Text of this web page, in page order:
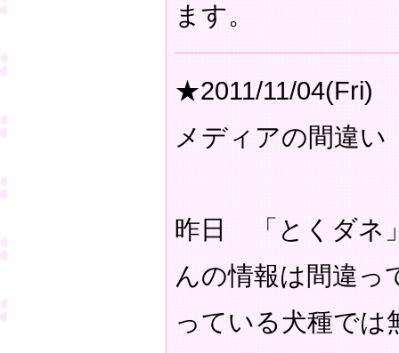
ます。
★2011/11/04(Fri)
メディアの間違い
昨日 「とくダネ
んの情報は間違っ
っている犬種で